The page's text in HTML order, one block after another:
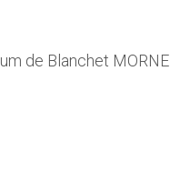
de Blanchet MORNE